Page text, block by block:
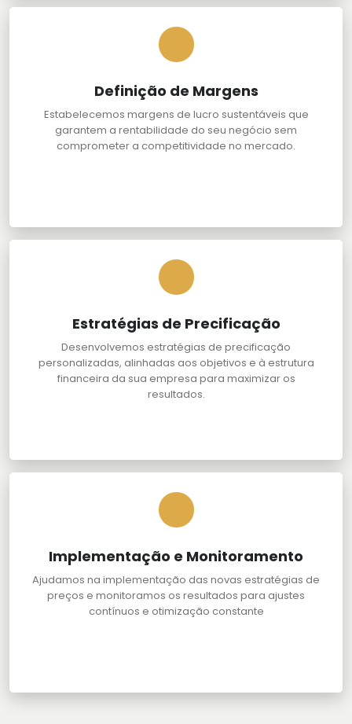
Definição de Margens
Estabelecemos margens de lucro sustentáveis que
garantem a rentabilidade do seu negócio sem
comprometer a competitividade no mercado.
Estratégias de Precificação
Desenvolvemos estratégias de precificação
personalizadas, alinhadas aos objetivos e à estrutura
financeira da sua empresa para maximizar os
resultados.
Implementação e Monitoramento
Ajudamos na implementação das novas estratégias de
preços e monitoramos os resultados para ajustes
contínuos e otimização constante